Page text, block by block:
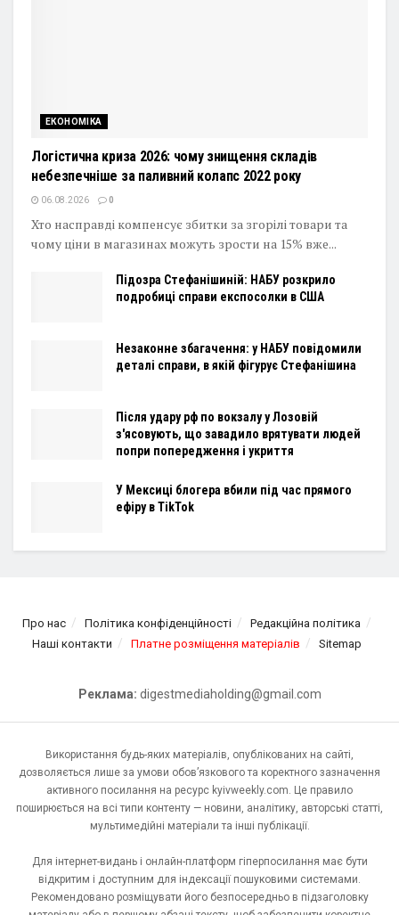
ЕКОНОМІКА
Логістична криза 2026: чому знищення складів
небезпечніше за паливний колапс 2022 року
06.08.2026 0
Хто насправді компенсує збитки за згорілі товари та
чому ціни в магазинах можуть зрости на 15% вже...
Підозра Стефанішиній: НАБУ розкрило
подробиці справи експосолки в США
Незаконне збагачення: у НАБУ повідомили
деталі справи, в якій фігурує Стефанішина
Після удару рф по вокзалу у Лозовій
з'ясовують, що завадило врятувати людей
попри попередження і укриття
У Мексиці блогера вбили під час прямого
ефіру в TikTok
Про нас Політика конфіденційності
Редакційна політика
Наші контакти
Платне розміщення матеріалів Sitemap
Реклама: digestmediaholding@gmail.com
Використання будь-яких матеріалів, опублікованих на сайті,
дозволяється лише за умови обов’язкового та коректного зазначення
активного посилання на ресурс kyivweekly.com. Це правило
поширюється на всі типи контенту — новини, аналітику, авторські статті,
мультимедійні матеріали та інші публікації.
Для інтернет-видань і онлайн-платформ гіперпосилання має бути
відкритим і доступним для індексації пошуковими системами.
Рекомендовано розміщувати його безпосередньо в підзаголовку